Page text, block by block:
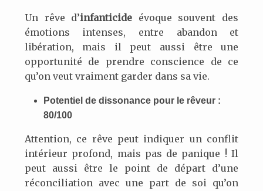
Un rêve d’infanticide évoque souvent des
émotions intenses, entre abandon et
libération, mais il peut aussi être une
opportunité de prendre conscience de ce
qu’on veut vraiment garder dans sa vie.
Potentiel de dissonance pour le rêveur :
80/100
Attention, ce rêve peut indiquer un conflit
intérieur profond, mais pas de panique ! Il
peut aussi être le point de départ d’une
réconciliation avec une part de soi qu’on